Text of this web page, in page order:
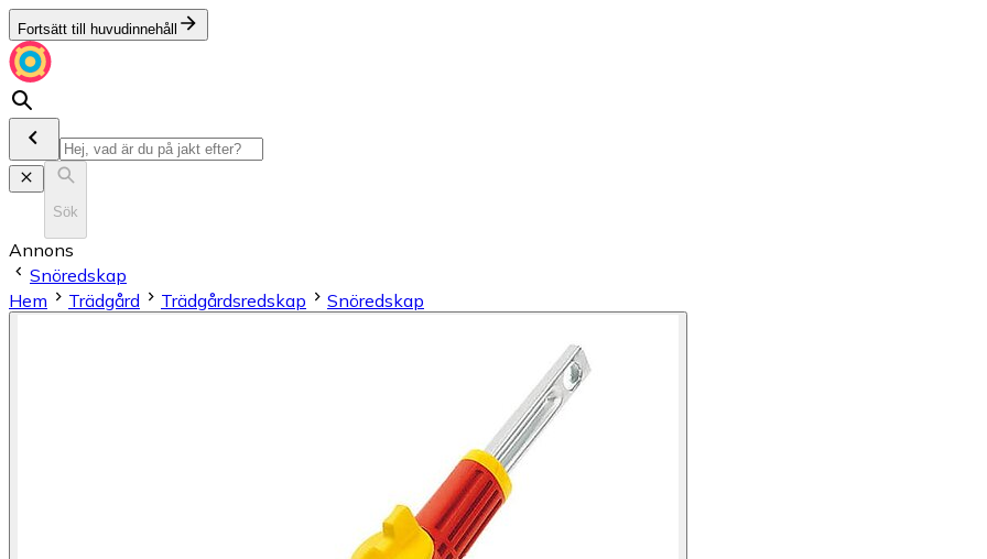
Fortsätt till huvudinnehåll
Sök
Annons
Snöredskap
Hem
Trädgård Trädgårdsredskap Snöredskap